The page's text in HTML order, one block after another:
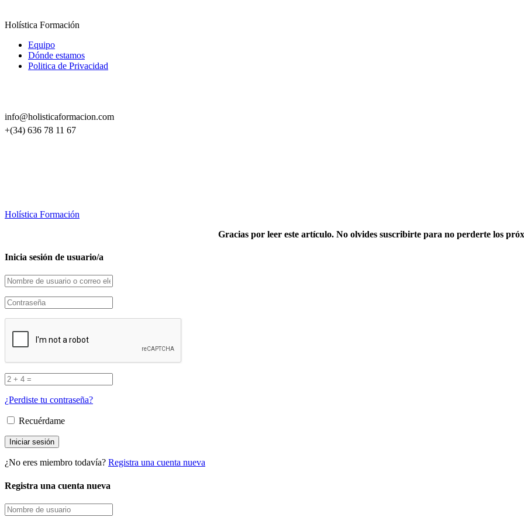
Holística Formación
Equipo
Dónde estamos
Politica de Privacidad
info@holisticaformacion.com
+(34) 636 78 11 67
Holística Formación
Gracias por leer este artículo. No olvides suscribirte para no perderte los
Inicia sesión de usuario/a
¿Perdiste tu contraseña?
Recuérdame
¿No eres miembro todavía? Registra una cuenta nueva
Registra una cuenta nueva